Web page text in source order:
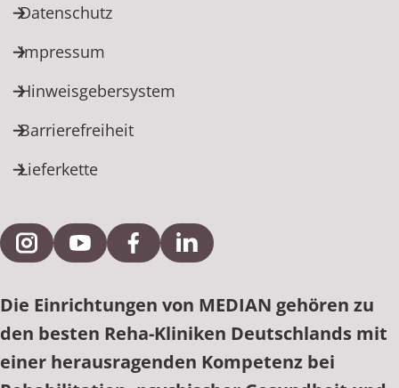
Datenschutz
Impressum
Hinweisgebersystem
Barrierefreiheit
Lieferkette
Externe Verlinkung zu Instagram
Externe Verlinkung zu YouTube
Externe Verlinkung zu Facebook
Externe Verlinkung zu
Die Einrichtungen von MEDIAN gehören zu
den besten Reha-Kliniken Deutschlands mit
einer herausragenden Kompetenz bei